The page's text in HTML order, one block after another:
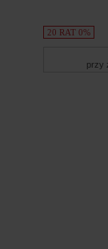
20 RAT 0%
przy